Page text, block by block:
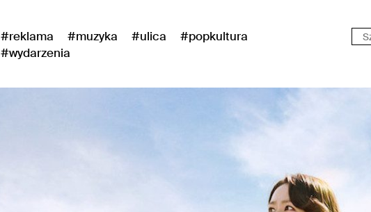
#reklama #muzyka #ulica
#popkultura
#wydarzenia